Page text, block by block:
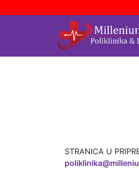
STRANICA U